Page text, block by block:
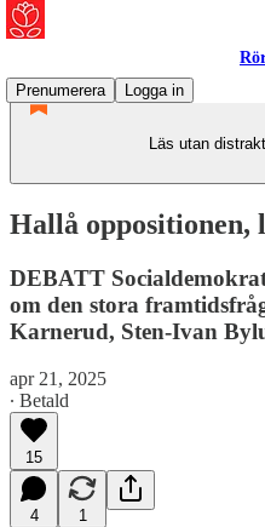
Prenumerera
Logga in
Läs utan
Hallå
DEBATT
om den stora
Karnerud, Sten-Ivan
apr 21, 2025
∙ Betald
15
4 1